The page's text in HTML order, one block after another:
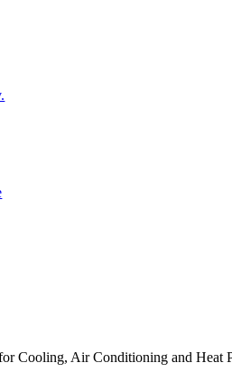
Cooling, Air Conditioning and Heat